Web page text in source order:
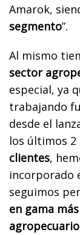
Amarok,
segmento”.
Al mismo
sector
especial, ya
trabajando
desde el
los últimos 2
clientes,
incorporado
seguimos
en gama
agropecuario